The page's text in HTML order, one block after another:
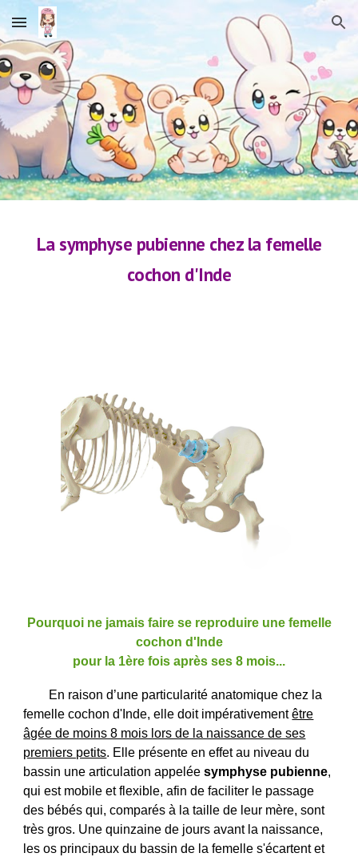
Skip to main content Skip to navigation
La symphyse pubienne chez la femelle
cochon d'Inde
Pourquoi ne jamais faire se reproduire une femelle
cochon d'Inde
pour la 1ère fois après ses 8 mois...
En raison d’une particularité anatomique chez la
femelle cochon d'Inde, elle doit impérativementêtre
âgée de moins 8 mois lors de la naissance de ses
premiers petits. Elle présente en effet au niveau du
bassin une articulation appeléesymphyse pubienne,
qui est mobile et flexible, afin de faciliter le passage
des bébés qui, comparés à la taille de leur mère, sont
très gros. Une quinzaine de jours avant la naissance,
les os principaux du bassin de la femelle s'écartent et